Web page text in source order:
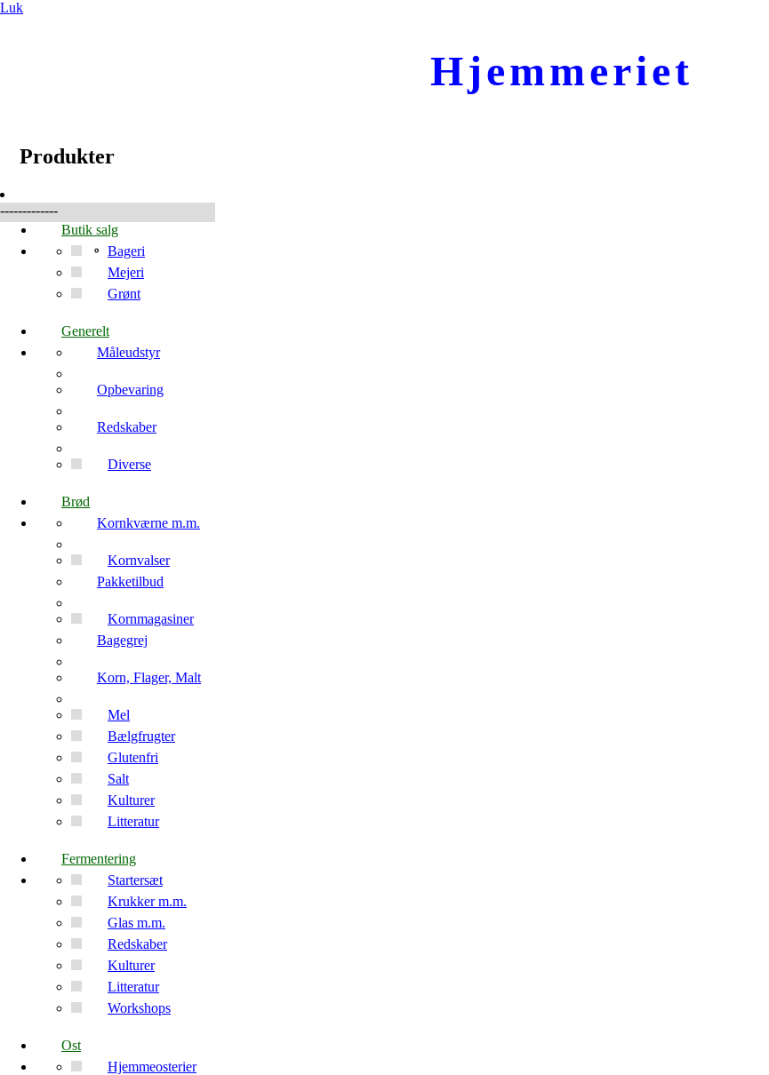
Luk
Hjemmeriet
Produkter
-------------
Butik salg
Bageri
Mejeri
Grønt
Generelt
Måleudstyr
Opbevaring
Redskaber
Diverse
Brød
Kornkværne m.m.
Kornvalser
Pakketilbud
Kornmagasiner
Bagegrej
Korn, Flager, Malt
Mel
Bælgfrugter
Glutenfri
Salt
Kulturer
Litteratur
Fermentering
Startersæt
Krukker m.m.
Glas m.m.
Redskaber
Kulturer
Litteratur
Workshops
Ost
Hjemmeosterier